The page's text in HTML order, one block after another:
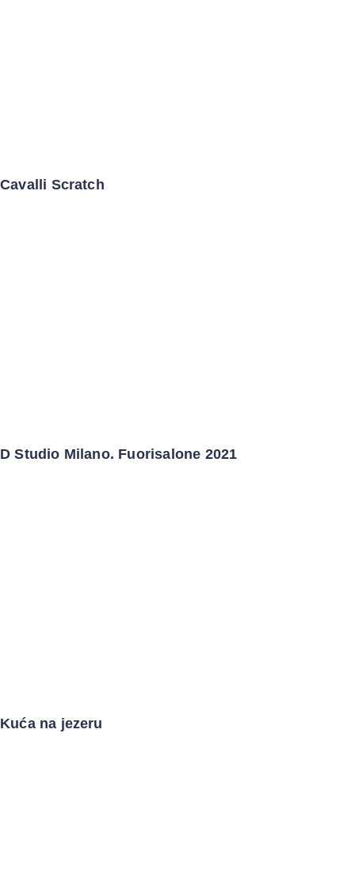
Cavalli Scratch
D Studio Milano. Fuorisalone 2021
Kuća na jezeru